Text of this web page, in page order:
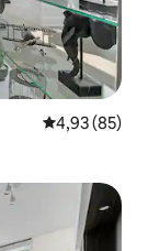
Просечна
4,93 (85)